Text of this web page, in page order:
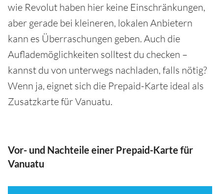
wie Revolut haben hier keine Einschränkungen,
aber gerade bei kleineren, lokalen Anbietern
kann es Überraschungen geben. Auch die
Auflademöglichkeiten solltest du checken –
kannst du von unterwegs nachladen, falls nötig?
Wenn ja, eignet sich die Prepaid-Karte ideal als
Zusatzkarte für Vanuatu.
Vor- und Nachteile einer Prepaid-Karte für
Vanuatu